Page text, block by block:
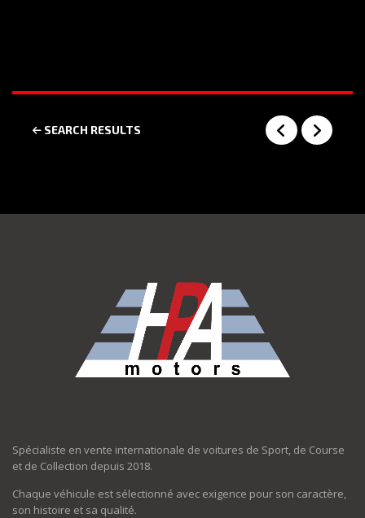
SEARCH RESULTS
Spécialiste en vente internationale de voitures de Sport, de Course
et de Collection depuis 2018.
Chaque véhicule est sélectionné avec exigence pour son caractère,
son histoire et sa qualité.